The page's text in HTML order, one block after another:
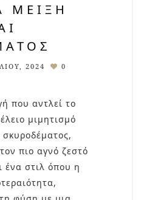
ΜΕΊΞΗ
2024 0
που αντλεί το
μιμητισμό
σκυροδέματος,
πιο αγνό ζεστό
ένα στιλ όπου η